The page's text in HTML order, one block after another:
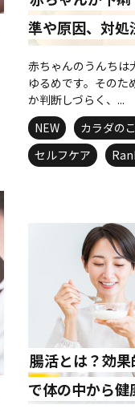
準や原因、対処
赤ちゃんのうんちは
ゆるめです。そのた
か判断しづらく、...
NEW
カラダの
セルフケア
腸活とは？効
で体の中から健